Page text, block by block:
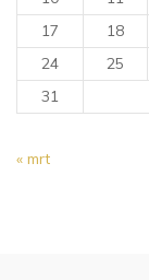
17
18
24
25
31
« mrt